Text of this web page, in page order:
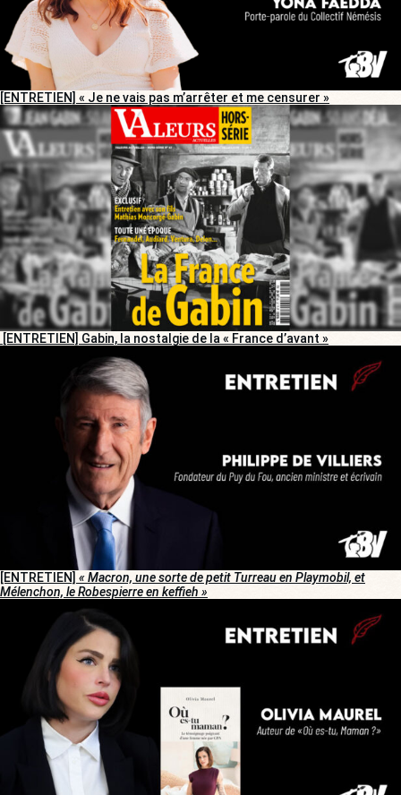
[ENTRETIEN] « Je ne vais pas m’arrêter et me censurer »
[ENTRETIEN] Gabin, la nostalgie de la « France d’avant »
[ENTRETIEN] « Macron, une sorte de petit Turreau en Playmobil, et
Mélenchon, le Robespierre en keffieh »